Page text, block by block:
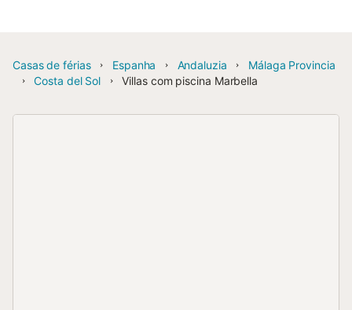
Casas de férias Espanha Andaluzia
Málaga Provincia
Costa del Sol
Villas com piscina Marbella